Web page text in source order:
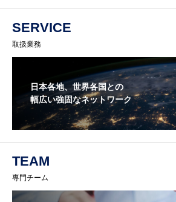
SERVICE
取扱業務
日本各地、世界各国との
幅広い強固なネットワーク
TEAM
専門チーム